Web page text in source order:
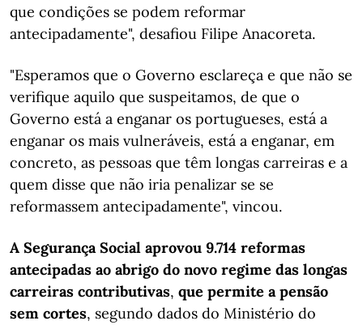
que condições se podem reformar
antecipadamente", desafiou Filipe Anacoreta.
"Esperamos que o Governo esclareça e que não se
verifique aquilo que suspeitamos, de que o
Governo está a enganar os portugueses, está a
enganar os mais vulneráveis, está a enganar, em
concreto, as pessoas que têm longas carreiras e a
quem disse que não iria penalizar se se
reformassem antecipadamente", vincou.
A Segurança Social aprovou 9.714 reformas
antecipadas ao abrigo do novo regime das longas
carreiras contributivas, que permite a pensão
sem cortes, segundo dados do Ministério do